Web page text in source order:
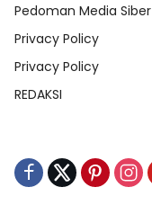
Pedoman Media Siber
Privacy Policy
Privacy Policy
REDAKSI